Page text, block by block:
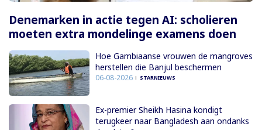
Denemarken in actie tegen AI: scholieren
moeten extra mondelinge examens doen
Hoe Gambiaanse vrouwen de mangroves
herstellen die Banjul beschermen
06-08-2026 STARNIEUWS
Ex-premier Sheikh Hasina kondigt
terugkeer naar Bangladesh aan ondanks